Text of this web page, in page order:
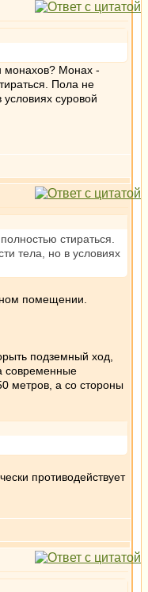
монахов? Монах -
Пола не
суровой
стираться.
тела, но в условиях
помещении.
подземный ход,
современные
метров, а со стороны
противодействует